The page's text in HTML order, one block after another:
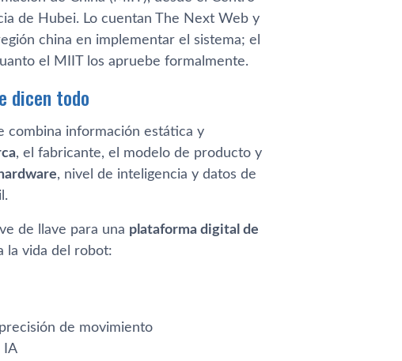
de Hubei. Lo cuentan The Next Web y
china en implementar el sistema; el
el MIIT los apruebe formalmente.
dicen todo
combina información estática y
, el fabricante, el modelo de producto y
, nivel de inteligencia y datos de
de llave para una plataforma digital de
la vida del robot:
de movimiento
IA